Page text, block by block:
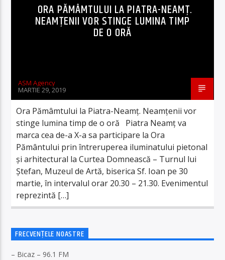
ORA PĂMÂMTULUI LA PIATRA-NEAMȚ.
NEAMȚENII VOR STINGE LUMINA TIMP
DE O ORĂ
ASM Agency
MARTIE 29, 2019
Ora Pămâmtului la Piatra-Neamț. Neamțenii vor
stinge lumina timp de o oră Piatra Neamţ va
marca cea de-a X-a sa participare la Ora
Pământului prin întreruperea iluminatului pietonal
şi arhitectural la Curtea Domnească – Turnul lui
Ştefan, Muzeul de Artă, biserica Sf. Ioan pe 30
martie, în intervalul orar 20.30 – 21.30. Evenimentul
reprezintă […]
FRECVENȚELE NOASTRE
– Bicaz – 96.1 FM